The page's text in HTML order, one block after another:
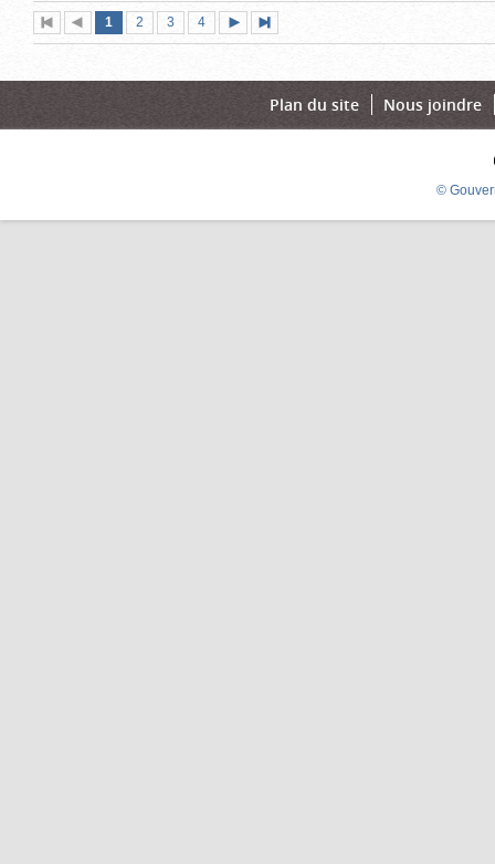
Première
page
Page
précédente
Page
1 (page
actuelle)
Page
2 Page
3 Page
4
suivante
page
Plan du site Nous joindre
©